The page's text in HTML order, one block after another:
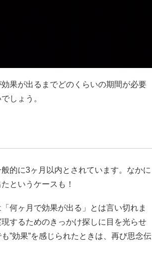
果が出るまでどのくらいの期間が必要
しょう。
的に3ヶ月以内とされています。なかに
というケースも！
何ヶ月で効果が出る」とは言い切れま
するためのきっかけ探しに目を光らせ
”効果”を感じられたときは、再び思念伝